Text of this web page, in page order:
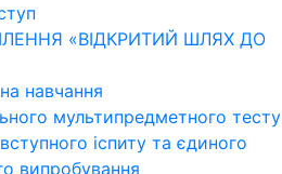
«ВІДКРИТИЙ ШЛЯХ ДО
навчання
мультипредметного тесту
іспиту та єдиного
випробування